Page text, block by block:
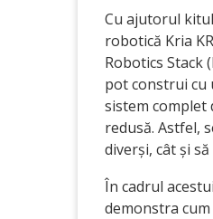
Cu ajutorul
robotică Kria
Robotics Stack
pot construi cu
sistem complet
redusă. Astfel,
diverși, cât și
În cadrul
demonstra